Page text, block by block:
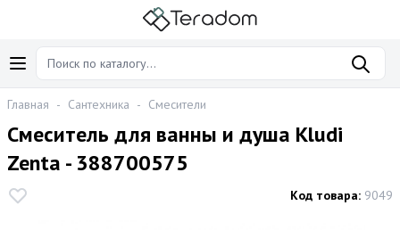
Главная - Сантехника - Смесители
Смеситель для ванны и душа Kludi
Zenta - 388700575
Код товара: 9049